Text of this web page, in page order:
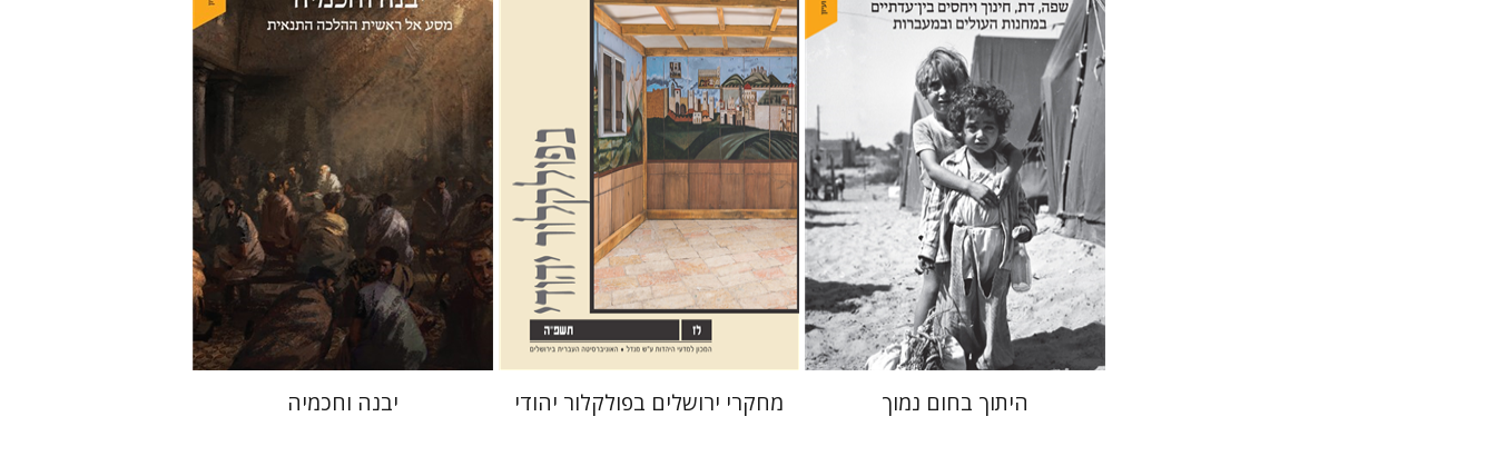
הילה שלם בהרד
הנחת אתר ספר אלקטרוני
$30
היתוך בחום נמוך
גלית חזן-רוקם הגר סלמון
צבר
הנחת אתר ספר אלקטרוני
$23
מחקרי ירושלים בפולקלור יהודי
הנחת אתר ספר אלקטרוני
$30
יבנה וחכמיה